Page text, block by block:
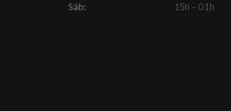
Sáb:
15h – 01h